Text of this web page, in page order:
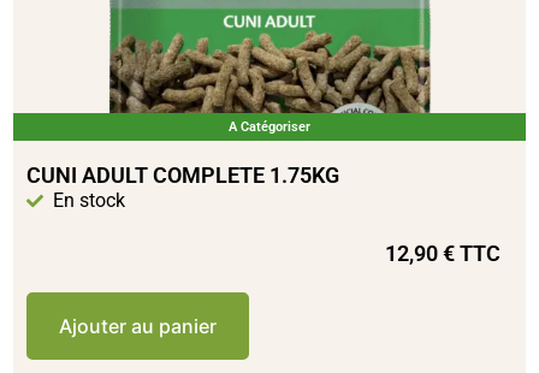
A Catégoriser
CUNI ADULT COMPLETE 1.75KG
En stock
12,90€TTC
Ajouter au panier